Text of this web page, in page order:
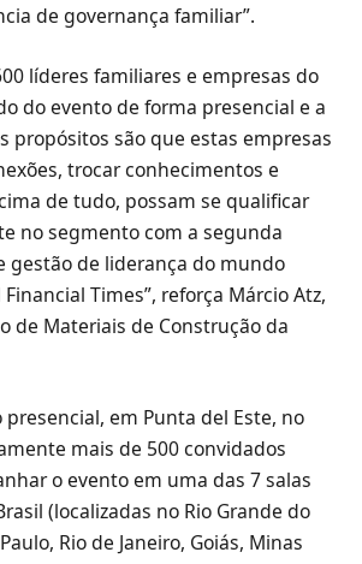
de governança familiar”.
líderes familiares e empresas do
do evento de forma presencial e a
propósitos são que estas empresas
trocar conhecimentos e
de tudo, possam se qualificar
no segmento com a segunda
gestão de liderança do mundo
Times”, reforça Márcio Atz,
de Materiais de Construção da
em Punta del Este, no
mais de 500 convidados
o evento em uma das 7 salas
(localizadas no Rio Grande do
Rio de Janeiro, Goiás, Minas